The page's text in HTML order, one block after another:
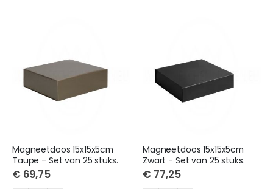
Magneetdoos 15x15x5cm
Taupe - Set van 25 stuks.
€ 69,75
Magneetdoos 15x15x5cm
Zwart - Set van 25 stuks.
€ 77,25